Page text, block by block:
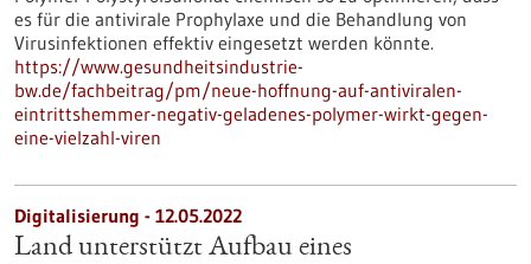
es für die antivirale Prophylaxe und die Behandlung von
Virusinfektionen effektiv eingesetzt werden könnte.
https://www.gesundheitsindustrie-
bw.de/fachbeitrag/pm/neue-hoffnung-auf-antiviralen-
eintrittshemmer-negativ-geladenes-polymer-wirkt-gegen-
eine-vielzahl-viren
Digitalisierung - 12.05.2022
Land unterstützt Aufbau eines